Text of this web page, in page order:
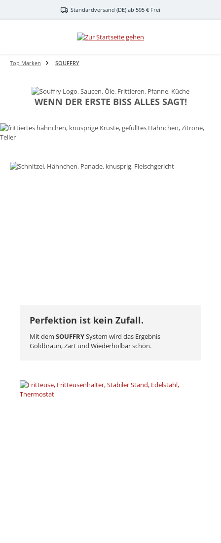
Zum Hauptinhalt springenStandardversand (DE) ab 595 € Frei
Top Marken SOUFFRY
WENN DER ERSTE BISS ALLES SAGT!
Perfektion ist kein Zufall.
Mit dem SOUFFRYSystem wird das Ergebnis
Goldbraun, Zart und Wiederholbar schön.